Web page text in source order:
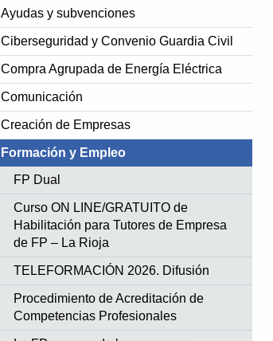
Ayudas y subvenciones
Ciberseguridad y Convenio Guardia Civil
Compra Agrupada de Energía Eléctrica
Comunicación
Creación de Empresas
Formación y Empleo
FP Dual
Curso ON LINE/GRATUITO de
Habilitación para Tutores de Empresa
de FP – La Rioja
TELEFORMACIÓN 2026. Difusión
Procedimiento de Acreditación de
Competencias Profesionales